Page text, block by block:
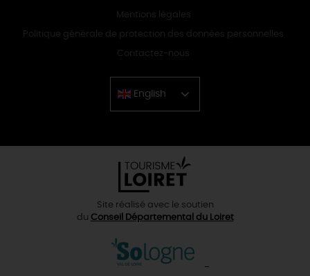
Mentions légales
Politique générale de protection des données personnelles
Contactez-nous
English
Chinese
Site réalisé avec le soutien
du Conseil Départemental du Loiret